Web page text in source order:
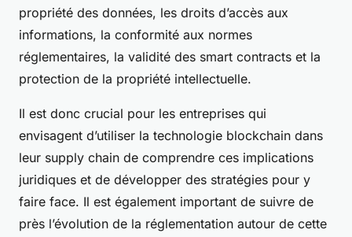
propriété des données, les droits d’accès aux
informations, la conformité aux normes
réglementaires, la validité des smart contracts et la
protection de la propriété intellectuelle.
Il est donc crucial pour les entreprises qui
envisagent d’utiliser la technologie blockchain dans
leur supply chain de comprendre ces implications
juridiques et de développer des stratégies pour y
faire face. Il est également important de suivre de
près l’évolution de la réglementation autour de cette